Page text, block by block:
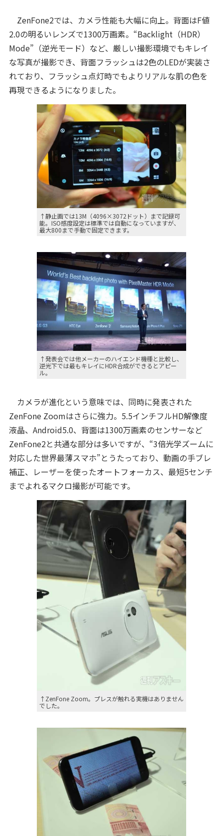
ZenFone2では、カメラ性能も大幅に向上。背面はF値
2.0の明るいレンズで1300万画素。“Backlight（HDR）
Mode”（逆光モード）など、厳しい撮影環境でもキレイ
な写真が撮影でき、背面フラッシュは2色のLEDが実装さ
れており、フラッシュ点灯時でもよりリアルな肌の色を
再現できるようになりました。
↑静止画では13M（4096×3072ドット）まで記録可
能。ISO感度設定は標準では自動になっていますが、
最大800まで手動で固定できます。
↑発表会では他メーカーのハイエンド機種と比較し、
逆光下では最もキレイにHDR合成ができるとアピー
ル。
カメラが進化という意味では、同時に発表された
ZenFone Zoomはさらに強力。5.5インチフルHD解像度
液晶、Android5.0、背面は1300万画素のセンサーなど
ZenFone2と共通な部分は多いですが、“3倍光学ズームに
対応した世界最薄スマホ”とうたっており、動画の手ブレ
補正、レーザーを使ったオートフォーカス、最短5センチ
までよれるマクロ撮影が可能です。
↑ZenFone Zoom。プレスが触れる実機はありません
でした。